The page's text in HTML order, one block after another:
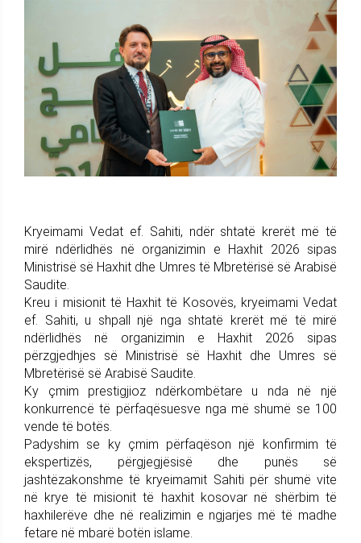
Kryeimami Vedat ef. Sahiti, ndër shtatë krerët më të
mirë ndërlidhës në organizimin e Haxhit 2026 sipas
Ministrisë së Haxhit dhe Umres të Mbretërisë së Arabisë
Saudite.
Kreu i misionit të Haxhit të Kosovës, kryeimami Vedat
ef. Sahiti, u shpall një nga shtatë krerët më të mirë
ndërlidhës në organizimin e Haxhit 2026 sipas
përzgjedhjes së Ministrisë së Haxhit dhe Umres së
Mbretërisë së Arabisë Saudite.
Ky çmim prestigjioz ndërkombëtare u nda në një
konkurrencë të përfaqësuesve nga më shumë se 100
vende të botës.
Padyshim se ky çmim përfaqëson një konfirmim të
ekspertizës, përgjegjësisë dhe punës së
jashtëzakonshme të kryeimamit Sahiti për shumë vite
në krye të misionit të haxhit kosovar në shërbim të
haxhilerëve dhe në realizimin e ngjarjes më të madhe
fetare në mbarë botën islame.